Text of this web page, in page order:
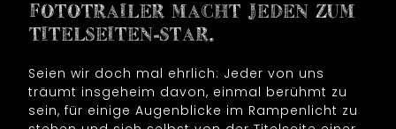
FOTOTRAILER MACHT JEDEN ZUM
TITELSEITEN-STAR.
Seien wir doch mal ehrlich: Jeder von uns
träumt insgeheim davon, einmal berühmt zu
sein, für einige Augenblicke im Rampenlicht zu